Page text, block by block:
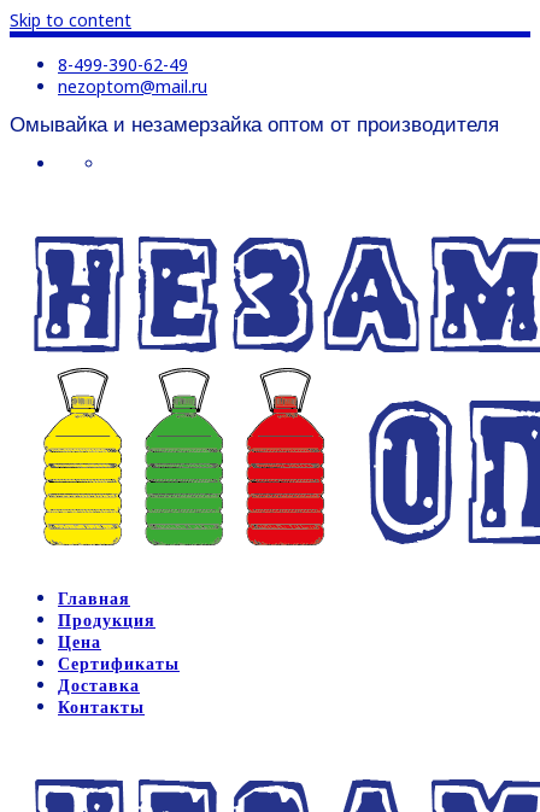
Skip to content
8-499-390-62-49
nezoptom@mail.ru
Омывайка и незамерзайка оптом от производителя
Главная
Продукция
Цена
Сертификаты
Доставка
Контакты